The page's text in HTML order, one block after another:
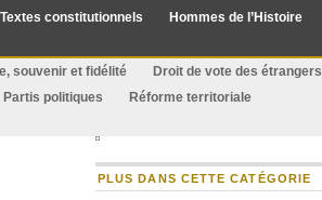
Textes constitutionnels
Hommes de l’Histoire
souvenir et fidélité
Droit de vote des étrangers
Partis politiques
Réforme territoriale
PLUS DANS CETTE CATÉGORIE